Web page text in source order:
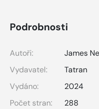
Podrobnosti
Autoři:
James
Vydavatel:
Tatran
Vydáno:
2024
Počet stran:
288